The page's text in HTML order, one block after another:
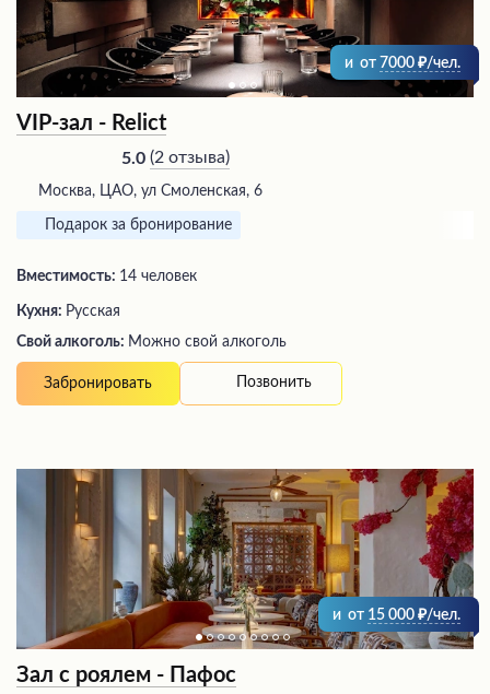
и от 7000 /чел.
VIP-зал - Relict
5.0 (2 отзыва)
Москва, ЦАО, ул Смоленская, 6
Подарок за бронирование
Вместимость: 14 человек
Кухня: Русская
Свой алкоголь: Можно свой алкоголь
Забронировать Позвонить
и от 15 000 /чел.
Зал с роялем - Пафос